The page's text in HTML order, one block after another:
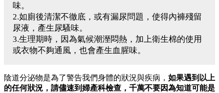
味。
2.如廁後清潔不徹底，或有漏尿問題，使得內褲殘留
尿液，產生尿騷味。
3.生理期時，因為氣候潮溼悶熱，加上衛生棉的使用
或衣物不夠通風，也會產生血腥味。
陰道分泌物是為了警告我們身體的狀況與疾病， 如果遇到以上
的任何狀況，請儘速到婦產科檢查，千萬不要因為知道可能是